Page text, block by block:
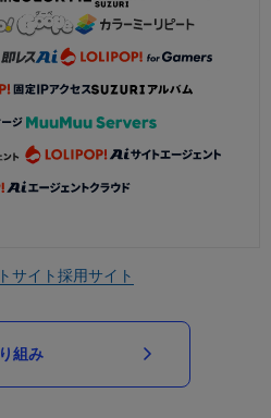
サイト採用サイト
組み